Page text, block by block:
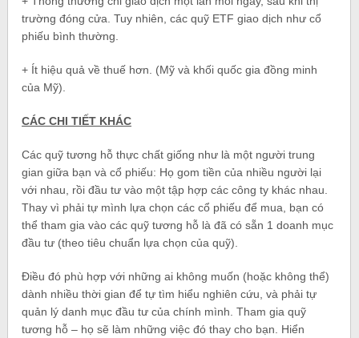
trường đóng cửa. Tuy nhiên, các quỹ ETF giao dịch như cổ
phiếu bình thường.
+ Ít hiệu quả về thuế hơn. (Mỹ và khối quốc gia đồng minh
của Mỹ).
CÁC CHI TIẾT KHÁC
Các quỹ tương hỗ thực chất giống như là một người trung
gian giữa bạn và cổ phiếu: Họ gom tiền của nhiều người lại
với nhau, rồi đầu tư vào một tập hợp các công ty khác nhau.
Thay vì phải tự mình lựa chọn các cổ phiếu để mua, bạn có
thể tham gia vào các quỹ tương hỗ là đã có sẵn 1 doanh mục
đầu tư (theo tiêu chuẩn lựa chọn của quỹ).
Điều đó phù hợp với những ai không muốn (hoặc không thể)
dành nhiều thời gian để tự tìm hiểu nghiên cứu, và phải tự
quản lý danh mục đầu tư của chính mình. Tham gia quỹ
tương hỗ – họ sẽ làm những việc đó thay cho bạn. Hiển